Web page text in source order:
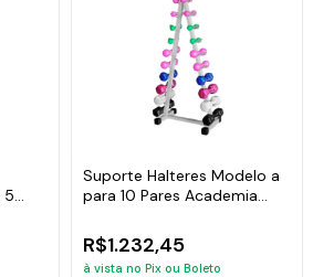
5
Suporte Halteres Modelo a
para 10 Pares Academia
R$1.232,45
à vista no Pix ou Boleto